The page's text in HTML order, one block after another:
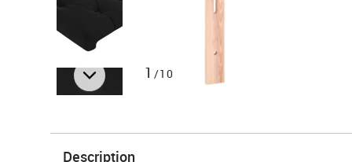
1 /10
Description